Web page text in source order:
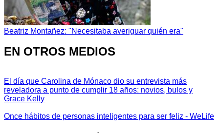
Beatriz Montañez: "Necesitaba averiguar quién era"
EN OTROS MEDIOS
El día que Carolina de Mónaco dio su entrevista más
reveladora a punto de cumplir 18 años: novios, bulos y
Grace Kelly
Once hábitos de personas inteligentes para ser feliz - WeLife